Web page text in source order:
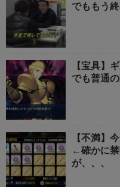
でももう
【宝具】
でも普通
【不満】
←確かに禁
が、、、